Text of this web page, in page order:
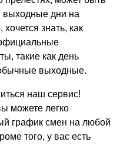
выходные дни на
знать, как
такие как день
выходные.
наш сервис!
можете легко
график смен на любой
того, у вас есть